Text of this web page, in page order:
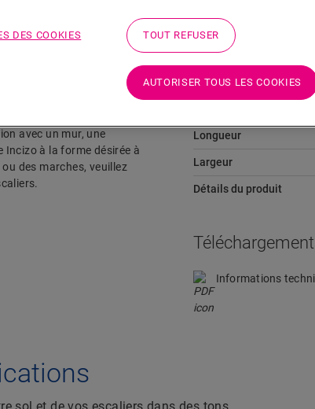
sol et à vos escaliers
désirée : entre deux sols
avec un mur, une
Incizo à la forme désirée à
des marches, veuillez
Dimensions
Longueur
Largeur
Détails du produit
Informations
sol et de vos escaliers dans des tons
DES COOKIES TOUT REFUSER
AUTORISER TOUS LES COOKIES